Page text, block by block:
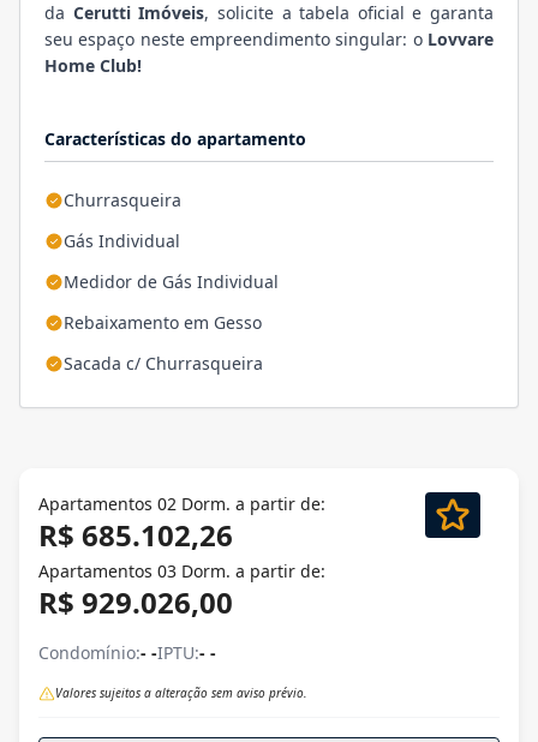
Características do apartamento
Churrasqueira
Gás Individual
Medidor de Gás Individual
Rebaixamento em Gesso
Sacada c/ Churrasqueira
da Cerutti Imóveis, solicite a tabela oficial e garanta
seu espaço neste empreendimento singular: o Lovvare
Home Club!
Apartamentos 02 Dorm. a partir de:
R$ 685.102,26
Apartamentos 03 Dorm. a partir de:
R$ 929.026,00
Condomínio:- -IPTU:- -
Valores sujeitos a alteração sem aviso prévio.